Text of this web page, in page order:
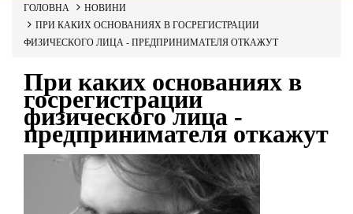
ГОЛОВНА
НОВИНИ
ПРИ КАКИХ ОСНОВАНИЯХ В ГОСРЕГИСТРАЦИИ
ФИЗИЧЕСКОГО ЛИЦА - ПРЕДПРИНИМАТЕЛЯ ОТКАЖУТ
При каких основаниях в
госрегистрации
физического лица -
предпринимателя откажут